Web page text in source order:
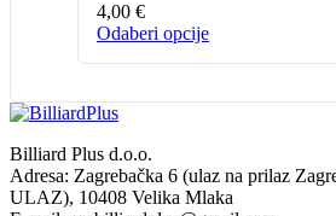
4,00 €
Odaberi opcijeOvaj
više
mogu
odabrati
Billiard Plus d.o.o.
Adresa: Zagrebačka 6 (ulaz na prilaz
ULAZ), 10408 Velika Mlaka